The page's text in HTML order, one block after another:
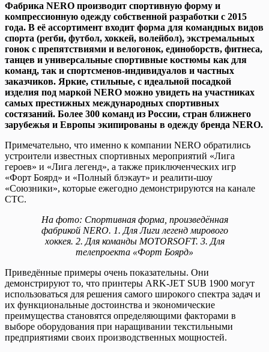
Фабрика NERO производит спортивную форму и
компрессионную одежду собственной разработки с 2015
года. В её ассортимент входит форма для командных видов
спорта (регби, футбол, хоккей, волейбол), экстремальных
гонок с препятствиями и велогонок, единоборств, фитнеса,
танцев и универсальные спортивные костюмы как для
команд, так и спортсменов-индивидуалов и частных
заказчиков. Яркие, стильные, с идеальной посадкой
изделия под маркой NERO можно увидеть на участниках
самых престижных международных спортивных
состязаний. Более 300 команд из России, стран ближнего
зарубежья и Европы экипированы в одежду бренда NERO.
Примечательно, что именно к компании NERO обратились
устроители известных спортивных мероприятий «Лига
героев» и «Лига легенд», а также приключенческих игр
«Форт Боярд» и «Полный блэкаут» и реалити-шоу
«Союзники», которые ежегодно демонстрируются на канале
СТС.
На фото: Спортивная форма, произведённая
фабрикой NERO. 1. Для Лиги легенд мирового
хоккея. 2. Для команды MOTORSOFT. 3. Для
телепроекта «Форт Боярд»
Приведённые примеры очень показательны. Они
демонстрируют то, что принтеры ARK-JET SUB 1900 могут
использоваться для решения самого широкого спектра задач и
их функциональные достоинства и экономические
преимущества становятся определяющими факторами в
выборе оборудования при наращивании текстильными
предприятиями своих производственных мощностей.